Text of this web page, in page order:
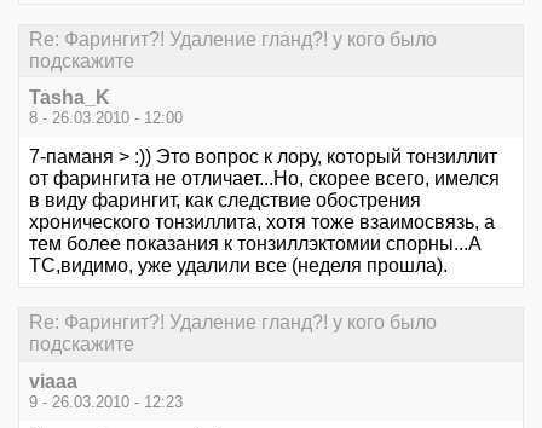
Re: Фарингит?! Удаление гланд?! у кого было
подскажите
Tasha_K
8 - 26.03.2010 - 12:00
7-паманя > :)) Это вопрос к лору, который тонзиллит
от фарингита не отличает...Но, скорее всего, имелся
в виду фарингит, как следствие обострения
хронического тонзиллита, хотя тоже взаимосвязь, а
тем более показания к тонзиллэктомии спорны...А
ТС,видимо, уже удалили все (неделя прошла).
Re: Фарингит?! Удаление гланд?! у кого было
подскажите
viaaa
9 - 26.03.2010 - 12:23